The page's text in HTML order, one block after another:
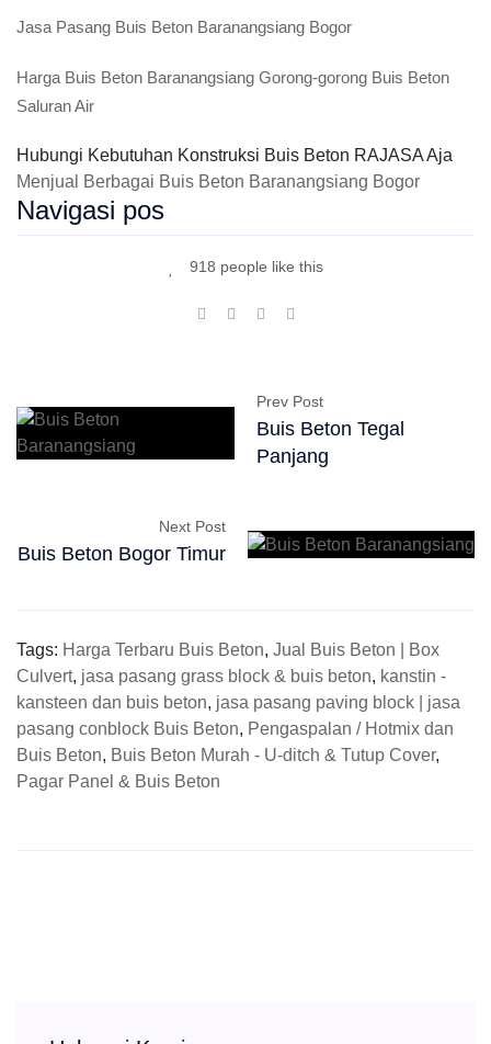
Jasa Pasang Buis Beton Baranangsiang Bogor
Harga Buis Beton Baranangsiang Gorong-gorong Buis Beton
Saluran Air
Hubungi Kebutuhan Konstruksi Buis Beton RAJASA Aja
Menjual Berbagai Buis Beton Baranangsiang Bogor
Navigasi pos
918 people like this
Prev Post
Buis Beton Tegal
Panjang
Next Post
Buis Beton Bogor Timur
Tags: Harga Terbaru Buis Beton, Jual Buis Beton | Box
Culvert, jasa pasang grass block & buis beton, kanstin -
kansteen dan buis beton, jasa pasang paving block | jasa
pasang conblock Buis Beton, Pengaspalan / Hotmix dan
Buis Beton, Buis Beton Murah - U-ditch & Tutup Cover,
Pagar Panel & Buis Beton